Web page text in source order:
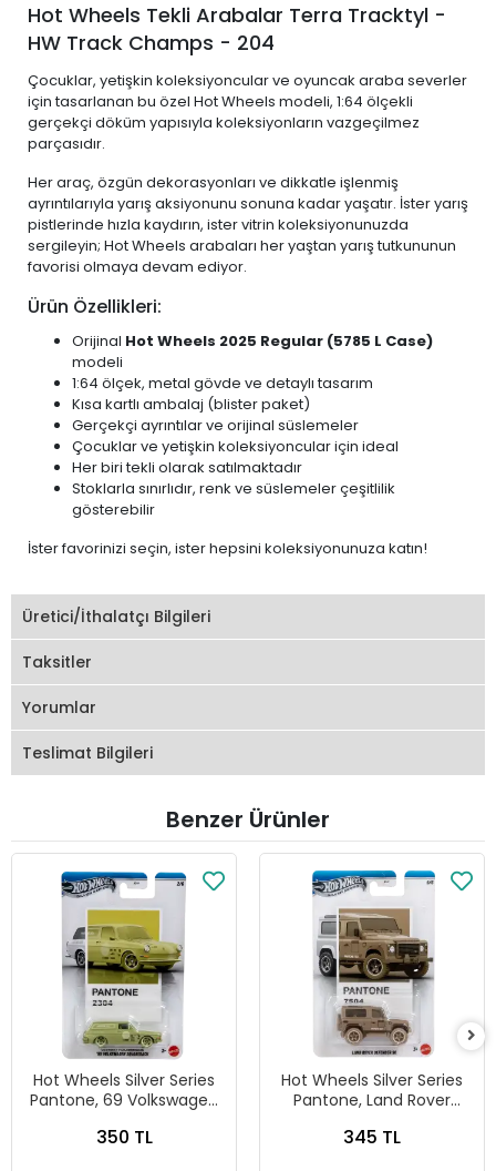
Hot Wheels Tekli Arabalar Terra Tracktyl -
HW Track Champs - 204
Çocuklar, yetişkin koleksiyoncular ve oyuncak araba severler
için tasarlanan bu özel Hot Wheels modeli, 1:64 ölçekli
gerçekçi döküm yapısıyla koleksiyonların vazgeçilmez
parçasıdır.
Her araç, özgün dekorasyonları ve dikkatle işlenmiş
ayrıntılarıyla yarış aksiyonunu sonuna kadar yaşatır. İster yarış
pistlerinde hızla kaydırın, ister vitrin koleksiyonunuzda
sergileyin; Hot Wheels arabaları her yaştan yarış tutkununun
favorisi olmaya devam ediyor.
Ürün Özellikleri:
Orijinal Hot Wheels 2025 Regular (5785 L Case)
modeli
1:64 ölçek, metal gövde ve detaylı tasarım
Kısa kartlı ambalaj (blister paket)
Gerçekçi ayrıntılar ve orijinal süslemeler
Çocuklar ve yetişkin koleksiyoncular için ideal
Her biri tekli olarak satılmaktadır
Stoklarla sınırlıdır, renk ve süslemeler çeşitlilik
gösterebilir
İster favorinizi seçin, ister hepsini koleksiyonunuza katın!
Üretici/İthalatçı Bilgileri
Taksitler
Yorumlar
Teslimat Bilgileri
Benzer Ürünler
Hot Wheels Silver Series
Pantone, 69 Volkswagen
350 TL
Hot Wheels Silver Series
Pantone, Land Rover
345 TL